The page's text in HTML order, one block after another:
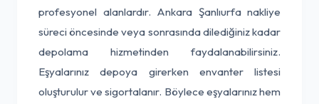
profesyonel alanlardır. Ankara Şanlıurfa nakliye
süreci öncesinde veya sonrasında dilediğiniz kadar
depolama hizmetinden faydalanabilirsiniz.
Eşyalarınız depoya girerken envanter listesi
oluşturulur ve sigortalanır. Böylece eşyalarınız hem